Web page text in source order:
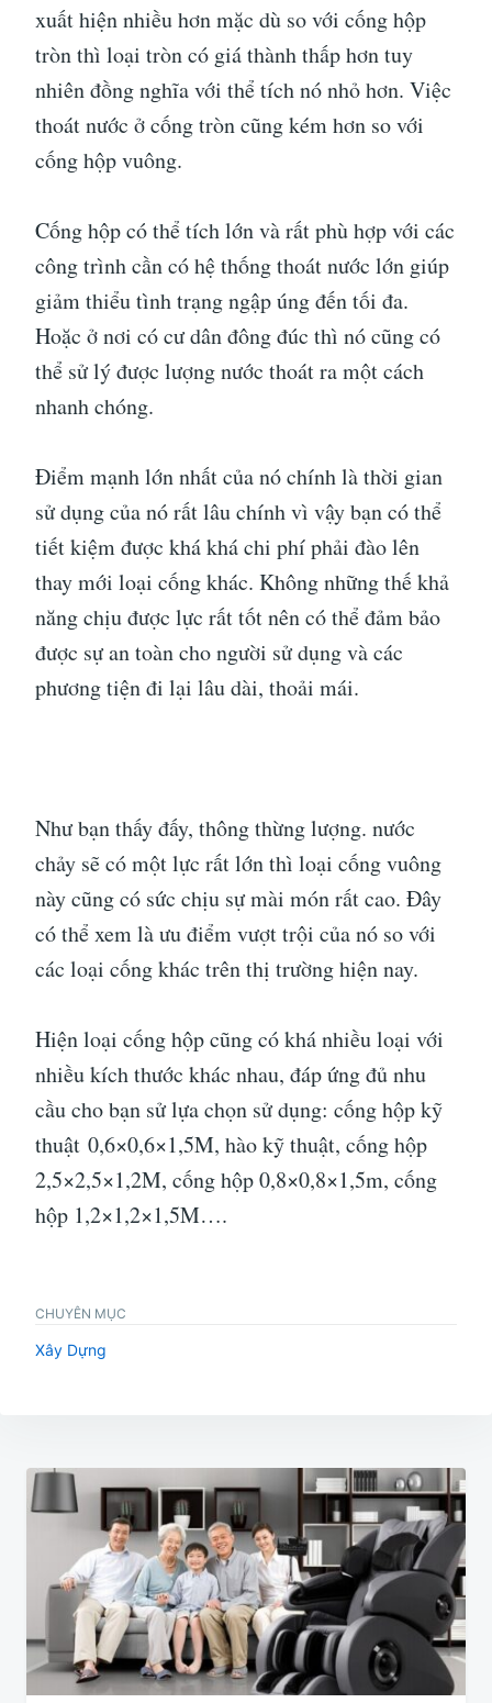
xuất hiện nhiều hơn mặc dù so với cống hộp
tròn thì loại tròn có giá thành thấp hơn tuy
nhiên đồng nghĩa với thể tích nó nhỏ hơn. Việc
thoát nước ở cống tròn cũng kém hơn so với
cống hộp vuông.
Cống hộp có thể tích lớn và rất phù hợp với các
công trình cần có hệ thống thoát nước lớn giúp
giảm thiểu tình trạng ngập úng đến tối đa.
Hoặc ở nơi có cư dân đông đúc thì nó cũng có
thể sử lý được lượng nước thoát ra một cách
nhanh chóng.
Điểm mạnh lớn nhất của nó chính là thời gian
sử dụng của nó rất lâu chính vì vậy bạn có thể
tiết kiệm được khá khá chi phí phải đào lên
thay mới loại cống khác. Không những thế khả
năng chịu được lực rất tốt nên có thể đảm bảo
được sự an toàn cho người sử dụng và các
phương tiện đi lại lâu dài, thoải mái.
Như bạn thấy đấy, thông thừng lượng. nước
chảy sẽ có một lực rất lớn thì loại cống vuông
này cũng có sức chịu sự mài món rất cao. Đây
có thể xem là ưu điểm vượt trội của nó so với
các loại cống khác trên thị trường hiện nay.
Hiện loại cống hộp cũng có khá nhiều loại với
nhiều kích thước khác nhau, đáp ứng đủ nhu
cầu cho bạn sử lựa chọn sử dụng: cống hộp kỹ
thuật 0,6×0,6×1,5M, hào kỹ thuật, cống hộp
2,5×2,5×1,2M, cống hộp 0,8×0,8×1,5m, cống
hộp 1,2×1,2×1,5M….
CHUYÊN MỤC
Xây Dựng
Điều
hướng
viết